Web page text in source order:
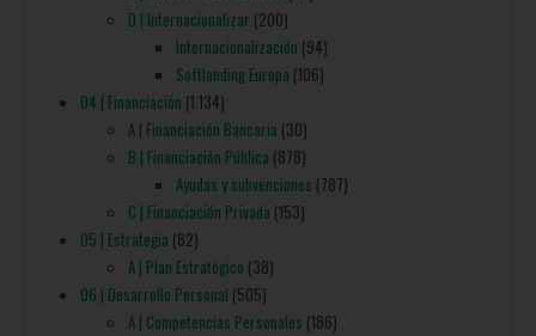
D | Internacionalizar (200)
Internacionalización (94)
Softlanding Europa (106)
04 | Financiación (1.134)
A | Financiación Bancaria (30)
B | Financiación Pública (878)
Ayudas y subvenciones (787)
C | Financiación Privada (153)
05 | Estrategia (82)
A | Plan Estratégico (38)
06 | Desarrollo Personal (505)
A | Competencias Personales (186)